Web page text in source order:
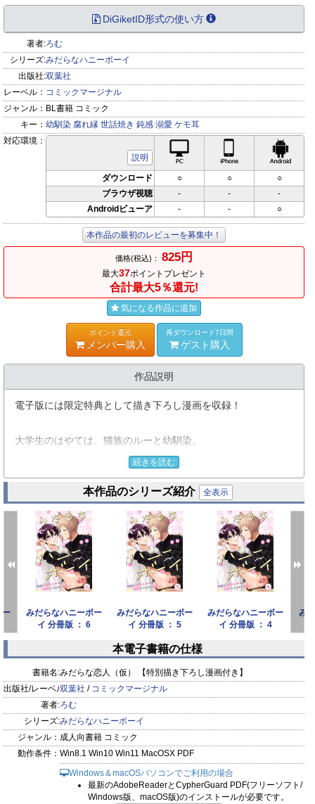
DiGiketID形式の使い方
著者:ろむ
シリーズ:みだらなハニーボーイ
出版社:双葉社
レーベル： コミックマージナル
ジャンル： BL書籍 コミック
キー： 幼馴染 腐れ縁 世話焼き 鈍感 溺愛 ケモ耳
対応環境：
説明
iPhone対応
ダウンロード ○ ○
○
ブラウザ視聴
- -
-
Androidビューア
- - ○
本作品の最初のレビューを募集中！
価格(税込)： 825円
最大37ポイントプレゼント
合計最大5％還元!
気になる作品に追加
ポイント還元
メンバー購入
再ダウンロード7日間
ゲスト購入
作品説明
電子版には限定特典として描き下ろし漫画を収録！
大学生のはやては、猫族のルーと幼馴染。
小さい頃は、はやてがルーの面倒を見ていたのに、
いつのまにか高身長のイケメンに成長した彼は女子からモテモ
テ。
モテないはやては悔しがりつつも、ルーに甘えられると弱いの
だった。
彼女をかわすため、はやてはルーの「恋人のふり」を始めるこ
とになる。
恋人らしいスキンシップを練習中、ルーに触られたはやては、
急にゾクゾクが止まらなくなり、ルーの手の中でイってしま
はじめての快感に朦朧とするはやて。実はその時、彼のお腹に
は「淫紋」が現れていて――…
【愛が重い幼馴染×うぶな世話焼き男子】
淫紋から始まる、溺愛えっちな恋人ごっこ！
続きを読む
本作品のシリーズ紹介 全表示
ー
みだらなハニーボー
イ 分冊版 ： 6
みだらなハニーボー
イ 分冊版 ： 5
みだらなハニーボー
イ 分冊版 ： 4
み
prev next
本電子書籍の仕様
書籍名:みだらな恋人（仮） 【特別描き下ろし漫画付き】
出版社/レーベル:双葉社 / コミックマージナル
著者:ろむ
シリーズ:みだらなハニーボーイ
ジャンル： 成人向書籍 コミック
動作条件： Win8.1 Win10 Win11 MacOSX PDF
Windows＆macOSパソコンでご利用の場合
最新のAdobeReaderとCypherGuard PDF(フリーソフト/
Windows版、macOS版)のインストールが必要です。